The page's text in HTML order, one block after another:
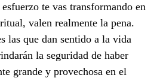
te vas transformando en
valen realmente la pena.
las que dan sentido a la vida
la seguridad de haber
grande y provechosa en el